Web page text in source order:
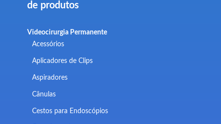
de produtos
Videocirurgia Permanente
Acessórios
Aplicadores de Clips
Aspiradores
Cânulas
Cestos para Endoscópios